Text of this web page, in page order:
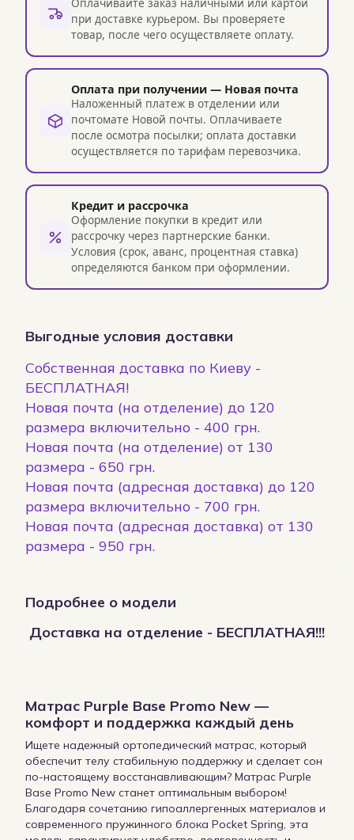
при доставке курьером. Вы проверяете
товар, после чего осуществляете оплату.
Оплата при получении — Новая почта
Наложенный платеж в отделении или
почтомате Новой почты. Оплачиваете
после осмотра посылки; оплата доставки
осуществляется по тарифам перевозчика.
Кредит и рассрочка
Оформление покупки в кредит или
рассрочку через партнерские банки.
Условия (срок, аванс, процентная ставка)
определяются банком при оформлении.
Выгодные условия доставки
Собственная доставка по Киеву -
БЕСПЛАТНАЯ!
Новая почта (на отделение) до 120
размера включительно - 400 грн.
Новая почта (на отделение) от 130
размера - 650 грн.
Новая почта (адресная доставка) до 120
размера включительно - 700 грн.
Новая почта (адресная доставка) от 130
размера - 950 грн.
Подробнее о модели
Доставка на отделение - БЕСПЛАТНАЯ!!!
Матрас Purple Base Promo New —
комфорт и поддержка каждый день
Ищете надежный ортопедический матрас, который
обеспечит телу стабильную поддержку и сделает сон
по-настоящему восстанавливающим? Матрас Purple
Base Promo New станет оптимальным выбором!
Благодаря сочетанию гипоаллергенных материалов и
современного пружинного блока Pocket Spring, эта